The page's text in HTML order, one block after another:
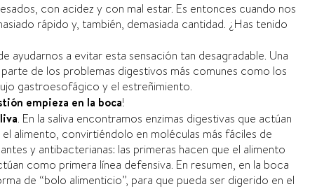
con acidez y con mal estar. Es entonces cuando nos
rápido y, también, demasiada cantidad. ¿Has tenido
ayudarnos a evitar esta sensación tan desagradable. Una
de los problemas digestivos más comunes como los
gastroesofágico y el estreñimiento.
empieza en la boca!
. En la saliva encontramos enzimas digestivas que actúan
alimento, convirtiéndolo en moléculas más fáciles de
y antibacterianas: las primeras hacen que el alimento
como primera lí­nea defensiva. En resumen, en la boca
de “bolo alimenticio”, para que pueda ser digerido en el